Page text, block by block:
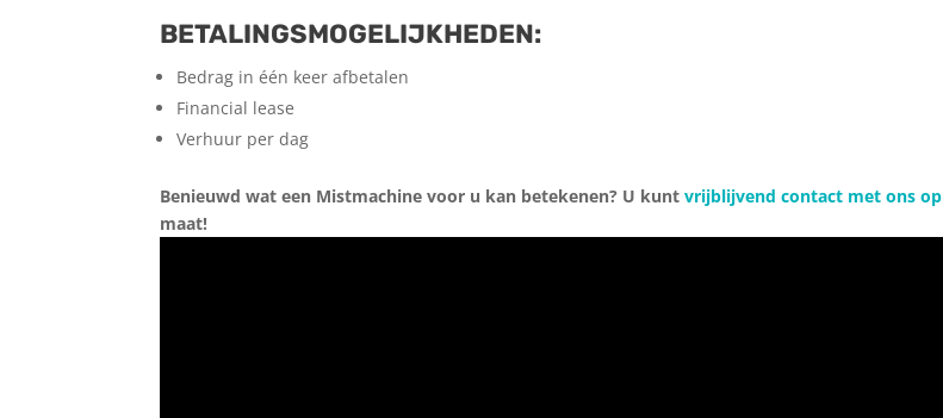
BETALINGSMOGELIJKHEDEN:
Bedrag in één keer afbetalen
Financial lease
Verhuur per dag
Benieuwd wat een Mistmachine voor u kan betekenen? U kuntvrijblijvend contact met ons op
maat!